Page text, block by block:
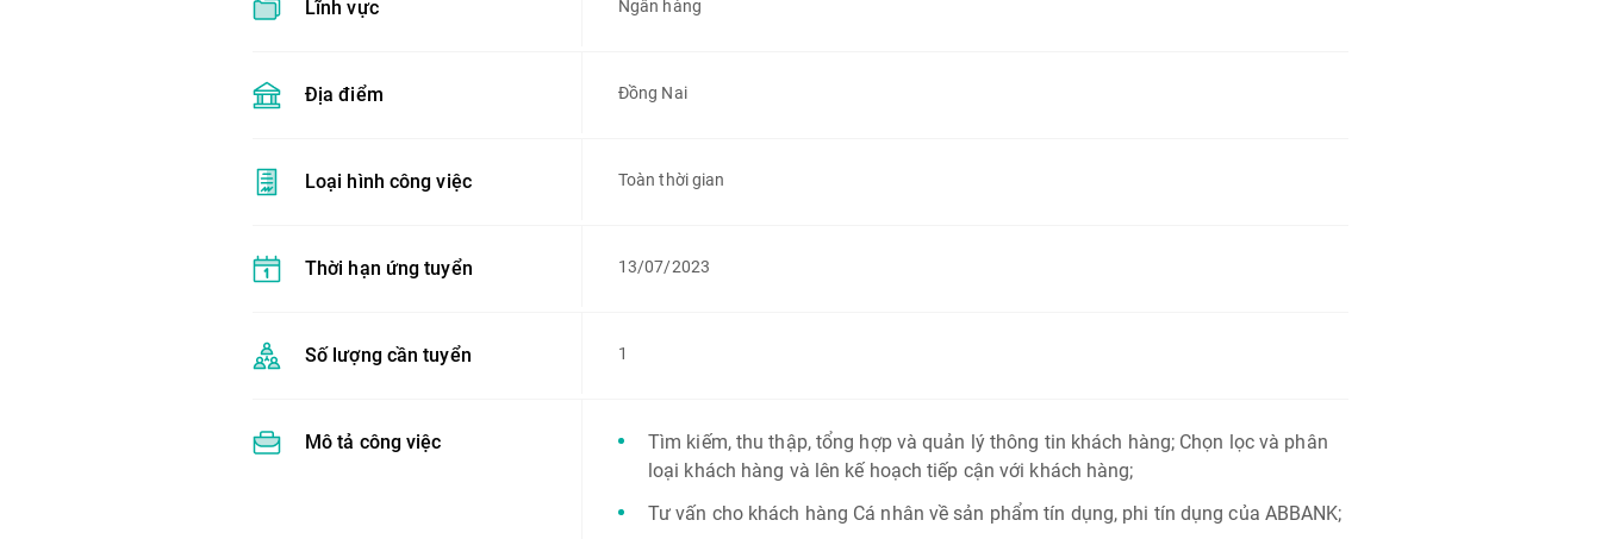
Lĩnh vực Ngân hàng
Địa điểm Đồng Nai
Loại hình công việc Toàn thời gian
Thời hạn ứng tuyển 13/07/2023
Số lượng cần tuyển 1
Mô tả công việc
Tìm kiếm, thu thập, tổng hợp và quản lý thông tin khách hàng; Chọn lọc và phân
loại khách hàng và lên kế hoạch tiếp cận với khách hàng;
Tư vấn cho khách hàng Cá nhân về sản phẩm tín dụng, phi tín dụng của ABBANK;